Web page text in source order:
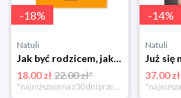
-18%
Natuli
Jak być rodzicem, jakim zawsze chciałeś być Media rodzina
18.00 zł22.00 zł*
*najniższa cena z 30 dni przed obniżką
-14%
Natuli
37.00 zł